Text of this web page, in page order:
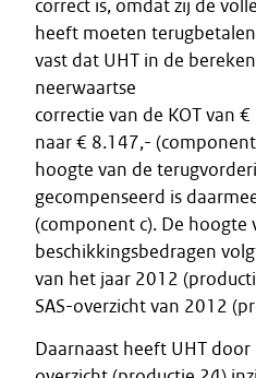
correct is, omdat zij de
heeft moeten
vast dat UHT in de
neerwaartse
correctie van de KOT van
naar € 8.147,-
hoogte van de
gecompenseerd is
(component c). De hoogte
beschikkingsbedragen
van het jaar 2012
SAS-overzicht van 2012
Daarnaast heeft UHT